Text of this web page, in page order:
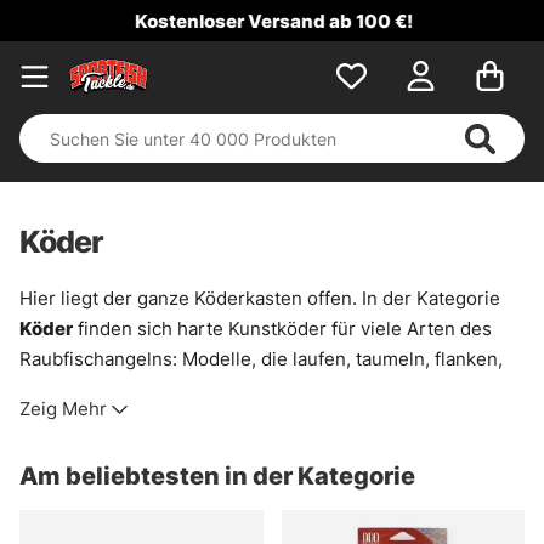
Kostenloser Versand ab 100 €!
Köder
Hier liegt der ganze Köderkasten offen. In der Kategorie
Köder finden sich harte Kunstköder für viele Arten des
Raubfischangelns: Modelle, die laufen, taumeln, flanken,
Genau das macht sie so brauchbar. Mal für träge Fische in
Schilfränder oder freies Wasser.
Zeig Mehr
Am beliebtesten in der Kategorie